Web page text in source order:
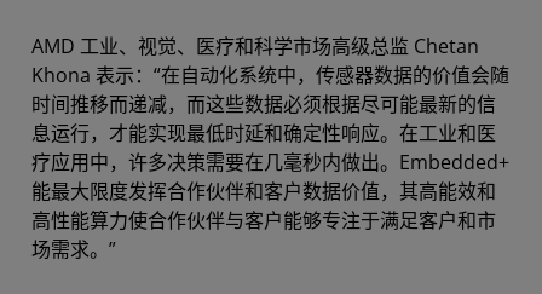
AMD 工业、视觉、医疗和科学市场高级总监 Chetan
Khona 表示：“在自动化系统中，传感器数据的价值会随
时间推移而递减，而这些数据必须根据尽可能最新的信
息运行，才能实现最低时延和确定性响应。在工业和医
疗应用中，许多决策需要在几毫秒内做出。Embedded+
能最大限度发挥合作伙伴和客户数据价值，其高能效和
高性能算力使合作伙伴与客户能够专注于满足客户和市
场需求。”